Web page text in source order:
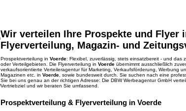
Wir verteilen Ihre Prospekte und Flyer
Flyerverteilung, Magazin- und
Prospektverteilung in Voerde: Flexibel, zuverlässig, stets einsatzbereit - und das
oder Verteilgebieten. Die Flyerverteilung in Voerde übernimmt ausschließlich
verkaufsorientierte Verteileragentur für Marketing, Verkaufsförderung, Werbung
Magazinen etc. in Voerde , sowie bundesweit durch. Sie suchen nach eine
Sie bei uns genau an der richtigen Adresse: Die DBW Werbeagentur GmbH
Vertriebziel und wir beraten Sie umfassend.
Prospektverteilung & Flyerverteilung in Voerde